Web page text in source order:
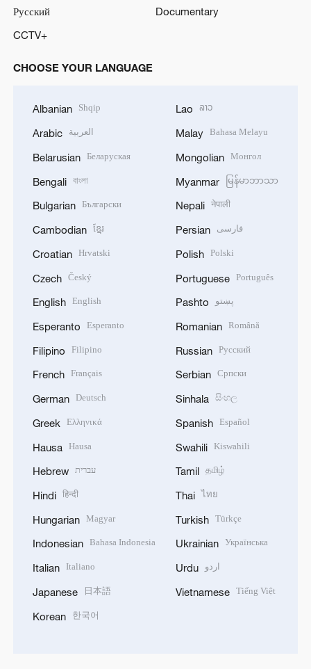
Русский
Documentary
CCTV+
CHOOSE YOUR LANGUAGE
Albanian Shqip
Arabic العربية
Belarusian Беларуская
Bengali বাংলা
Bulgarian Български
Cambodian ខ្មែរ
Croatian Hrvatski
Czech Český
English English
Esperanto Esperanto
Filipino Filipino
French Français
German Deutsch
Greek Ελληνικά
Hausa Hausa
Hebrew עברית
Hindi हिन्दी
Hungarian Magyar
Indonesian Bahasa Indonesia
Italian Italiano
Japanese 日本語
Korean 한국어
Lao ລາວ
Malay Bahasa Melayu
Mongolian Монгол
Myanmar မြန်မာဘာသာ
Nepali नेपाली
Persian فارسی
Polish Polski
Portuguese Português
Pashto پښتو
Romanian Română
Russian Русский
Serbian Српски
Sinhala සිංහල
Spanish Español
Swahili Kiswahili
Tamil தமிழ்
Thai ไทย
Turkish Türkçe
Ukrainian Українська
Urdu اردو
Vietnamese Tiếng Việt